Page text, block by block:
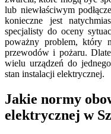
lub niewłaściwym
konieczne jest
specjalisty do oceny
poważny problem, który
przewodów i pożaru.
wielu urządzeń do
stan instalacji elektrycznej.
Jakie normy
elektrycznej w